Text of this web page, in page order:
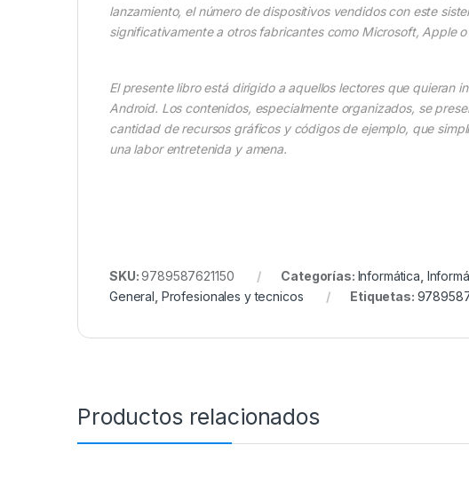
lanzamiento, el número de dispositivos vendidos con este
significativamente a otros fabricantes como Microsoft, Apple o
El presente libro está dirigido a aquellos lectores que quieran
Android. Los contenidos, especialmente organizados, se
cantidad de recursos gráficos y códigos de ejemplo, que
una labor entretenida y amena.
SKU:9789587621150 Categorías: Informática
General Profesionales y tecnicos Etiquetas:
Productos relacionados